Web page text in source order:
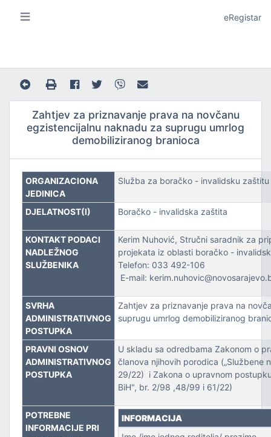
I LOKALNU SAMOUPRAVU
POSLOVE I KATASTAR NEKRETNINA
I URBANIZMA
eRegistar
Zahtjev za priznavanje prava na novčanu
egzistencijalnu naknadu za suprugu umrlog
demobiliziranog branioca
ORGANIZACIONA
JEDINICA
Služba za boračko - invalidsku zaštitu
DJELATNOST(I) Boračko - invalidska zaštita
KONTAKT PODACI
NADLEŽNOG
SLUŽBENIKA
Kerim Nuhović, Stručni saradnik za
projekata iz oblasti boračko -
Telefon: 033 492-106
E-mail:
SVRHA
ADMINISTRATIVNOG
POSTUPKA
Zahtjev za priznavanje prava na
suprugu umrlog demobiliziranog
PRAVNI OSNOV
ADMINISTRATIVNOG
POSTUPKA
U skladu sa odredbama Zakonom o
članova njihovih porodica („Službene
29/22) i Zakona o upravnom
BiH", br. 2/98 ,48/99 i 61/22)
POTREBNE
INFORMACIJE PRI
INFORMACIJA